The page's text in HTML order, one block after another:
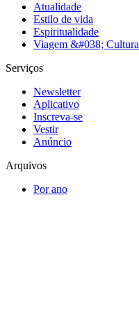
Atualidade
Estilo de vida
Espiritualidade
Viagem &#038; Cultura
Serviços
Newsletter
Aplicativo
Inscreva-se
Vestir
Anúncio
Arquivos
Por ano